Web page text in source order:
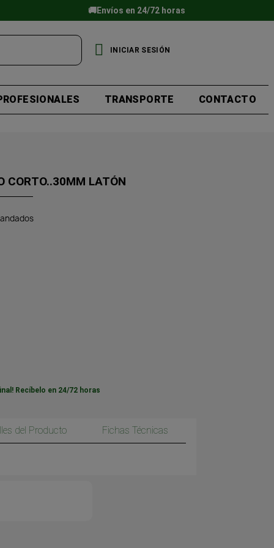
🚚Envíos en 24/72 horas
INICIAR SESIÓN
TRANSPORTE CONTACTO
CORTO..30MM LATÓN
Recíbelo en 24/72 horas
del Producto Fichas Técnicas